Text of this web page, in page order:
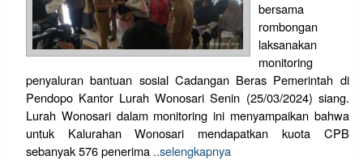
bersama
rombongan
laksanakan
monitoring
penyaluran bantuan sosial Cadangan Beras Pemerintah di
Pendopo Kantor Lurah Wonosari Senin (25/03/2024) siang.
Lurah Wonosari dalam monitoring ini menyampaikan bahwa
untuk Kalurahan Wonosari mendapatkan kuota CPB
sebanyak 576 penerima ..selengkapnya